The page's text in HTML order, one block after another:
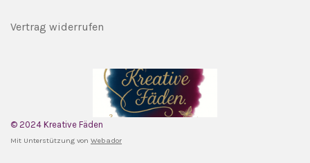
Vertrag widerrufen
© 2024 Kreative Fäden
Mit Unterstützung von Webador